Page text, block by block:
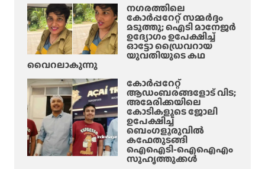
നഗരത്തിലെ
കോർപ്പറേറ്റ് സമ്മർദ്ദം
മടുത്തു; ഐടി മാനേജർ
ഉദ്യോഗം ഉപേക്ഷിച്ച്
ഓട്ടോ ഡ്രൈവറായ
യുവതിയുടെ കഥ
വൈറലാകുന്നു
കോർപ്പറേറ്റ്
ആഡംബരങ്ങളോട് വിട;
അമേരിക്കയിലെ
കോടികളുടെ ജോലി
ഉപേക്ഷിച്ച്
ബെംഗളൂരുവിൽ
കഫേതുടങ്ങി
ഐഐടി-ഐഐഎം
സുഹൃത്തുക്കൾ